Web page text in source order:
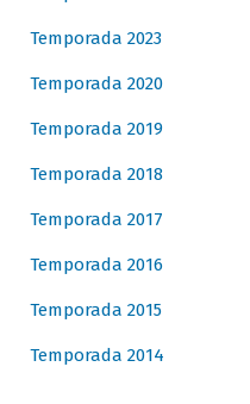
Temporada 2023
Temporada 2020
Temporada 2019
Temporada 2018
Temporada 2017
Temporada 2016
Temporada 2015
Temporada 2014